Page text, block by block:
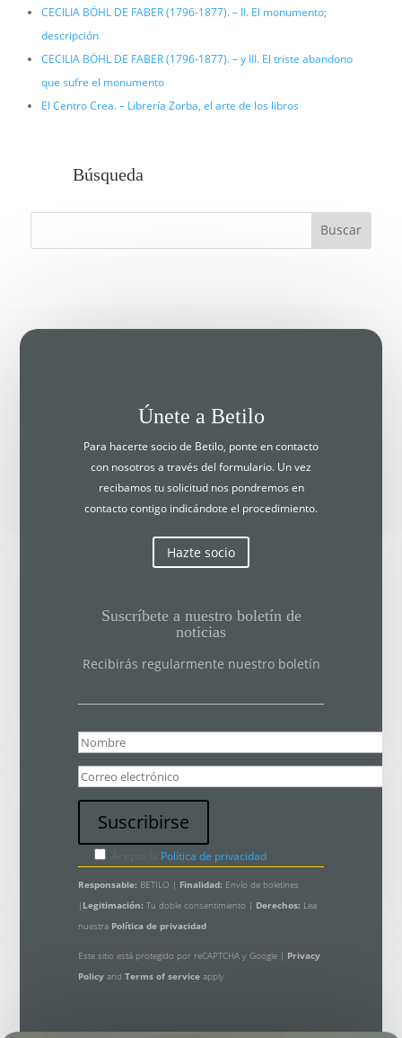
CECILIA BÖHL DE FABER (1796-1877). – II. El monumento;
descripción
CECILIA BÖHL DE FABER (1796-1877). – y III. El triste abandono
que sufre el monumento
El Centro Crea. – Librería Zorba, el arte de los libros
Búsqueda
Únete a Betilo
Para hacerte socio de Betilo, ponte en contacto
con nosotros a través del formulario. Un vez
recibamos tu solicitud nos pondremos en
contacto contigo indicándote el procedimiento.
Hazte socio
Suscríbete a nuestro boletín de
noticias
Recibirás regularmente nuestro boletín
Política de privacidad
Responsable: BETILO | Finalidad: Envío de boletines
| Legitimación: Tu doble consentimiento | Derechos: Lea
nuestra Política de privacidad
Este sitio está protegido por reCAPTCHA y Google | Privacy
Policy and Terms of serviceapply